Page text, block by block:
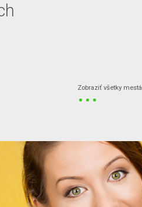
Zobraziť všetky mestá
...